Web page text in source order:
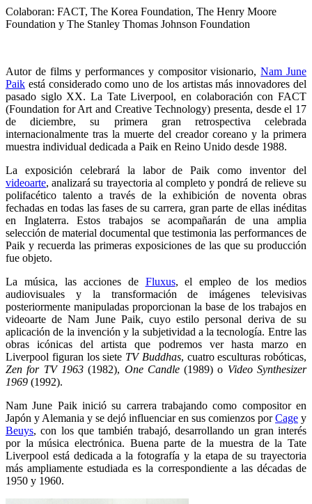
Colaboran: FACT, The Korea Foundation, The Henry Moore
Foundation y The Stanley Thomas Johnson Foundation
Autor de films y performances y compositor visionario,Nam June
Paik está considerado como uno de los artistas más innovadores del
pasado siglo XX. La Tate Liverpool, en colaboración con FACT
(Foundation for Art and Creative Technology) presenta, desde el 17
de diciembre, su primera gran retrospectiva celebrada
internacionalmente tras la muerte del creador coreano y la primera
muestra individual dedicada a Paik en Reino Unido desde 1988.
La exposición celebrará la labor de Paik como inventor del
videoarte, analizará su trayectoria al completo y pondrá de relieve su
polifacético talento a través de la exhibición de noventa obras
fechadas en todas las fases de su carrera, gran parte de ellas inéditas
en Inglaterra. Estos trabajos se acompañarán de una amplia
selección de material documental que testimonia las performances de
Paik y recuerda las primeras exposiciones de las que su producción
fue objeto.
La música, las acciones de Fluxus, el empleo de los medios
audiovisuales y la transformación de imágenes televisivas
posteriormente manipuladas proporcionan la base de los trabajos en
videoarte de Nam June Paik, cuyo estilo personal deriva de su
aplicación de la invención y la subjetividad a la tecnología. Entre las
obras icónicas del artista que podremos ver hasta marzo en
Liverpool figuran los siete TV Buddhas, cuatro esculturas robóticas,
Zen for TV 1963(1982), One Candle(1989) o Video Synthesizer
1969 (1992).
Nam June Paik inició su carrera trabajando como compositor en
Japón y Alemania y se dejó influenciar en sus comienzos porCage y
Beuys, con los que también trabajó, desarrollando un gran interés
por la música electrónica. Buena parte de la muestra de la Tate
Liverpool está dedicada a la fotografía y la etapa de su trayectoria
más ampliamente estudiada es la correspondiente a las décadas de
1950 y 1960.